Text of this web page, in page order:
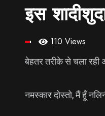
इस
110 Views
बेहतर तरीके से चला
नमस्कार दोस्तो, मैं हूँ